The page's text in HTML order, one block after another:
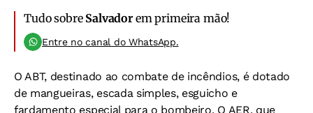
Tudo sobre Salvadorem primeira mão!
Entre no canal do WhatsApp.
O ABT, destinado ao combate de incêndios, é dotado
de mangueiras, escada simples, esguicho e
fardamento especial para o bombeiro. O AER, que